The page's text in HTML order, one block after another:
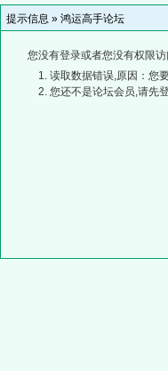
提示信息 » 鸿运高手论坛
您没有登录或者您没有权限
读取数据错误,原因：您
您还不是论坛会员,请先